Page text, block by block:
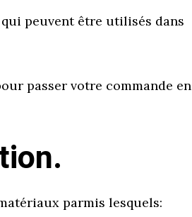
peuvent être utilisés dans
passer votre commande en
parmis lesquels: